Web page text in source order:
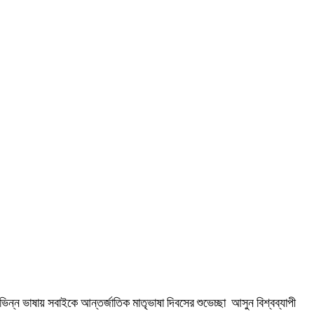
ভাষায় সবাইকে আন্তর্জাতিক মাতৃভাষা দিবসের শুভেচ্ছা আসুন বিশ্বব্যাপী